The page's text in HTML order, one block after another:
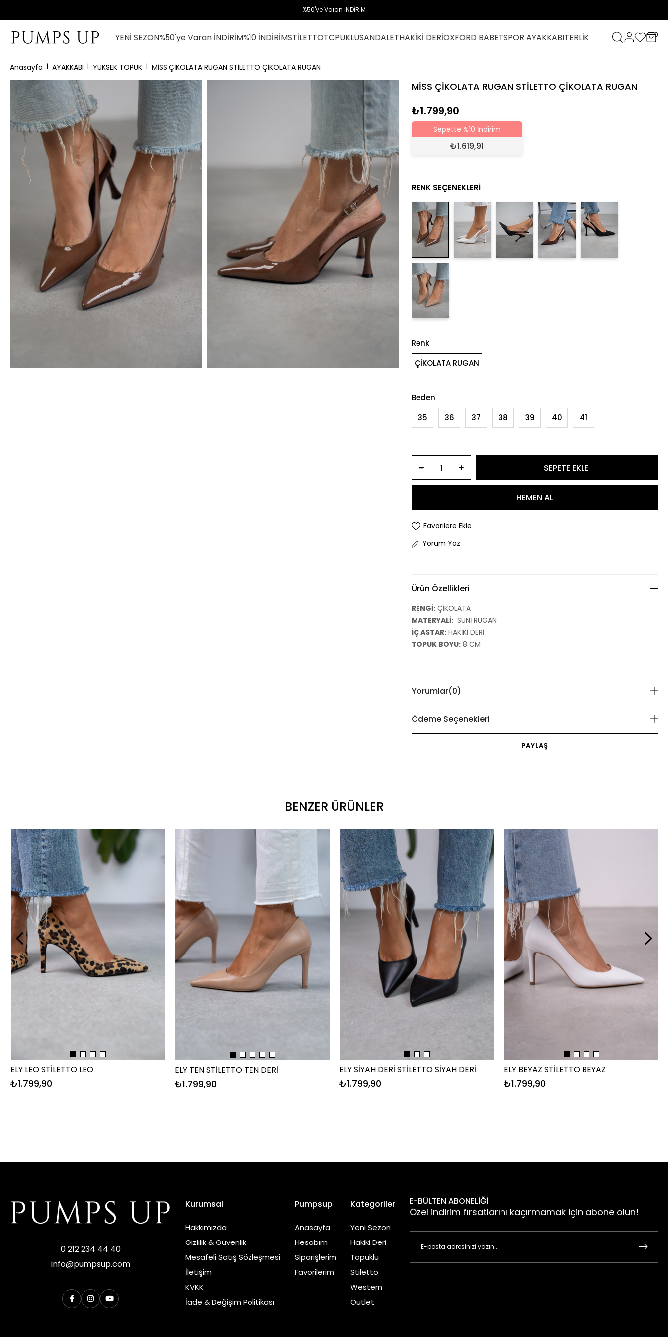
%50'ye Varan İNDİRİM
YENİ SEZON%50'ye Varan İNDİRİM%10 İNDİRİMSTİLETTOTOPUKLUSANDALETHAKİKİ DERİOXFORD BABETSPOR AYAKKABITERLİK 0
Anasayfa AYAKKABI YÜKSEK TOPUK MİSS ÇİKOLATA RUGAN STİLETTO ÇİKOLATA RUGAN
MİSS ÇİKOLATA RUGAN STİLETTO ÇİKOLATA RUGAN
₺1.799,90
Sepette %10 İndirim
₺1.619,91
RENK SEÇENEKLERI
Renk
ÇİKOLATA RUGAN
Beden
35
36 37 38 39 40 41
Favorilere Ekle
Yorum Yaz
Ürün Özellikleri
RENGİ: ÇİKOLATA
MATERYALİ: SUNİ RUGAN
İÇ ASTAR: HAKİKİ DERİ
TOPUK BOYU: 8 CM
Yorumlar(0)
Ödeme Seçenekleri
PAYLAŞ
BENZER ÜRÜNLER
ELY LEO STİLETTO LEO
₺1.799,90
ELY TEN STİLETTO TEN DERİ
₺1.799,90
ELY SİYAH DERİ STİLETTO SİYAH DERİ
₺1.799,90
ELY BEYAZ STİLETTO BEYAZ
₺1.799,90
0 212 234 44 40
info@pumpsup.com
Kurumsal
Hakkımızda
Gizlilik & Güvenlik
Mesafeli Satış Sözleşmesi
İletişim
KVKK
İade & Değişim Politikası
Pumpsup
Anasayfa
Hesabım
Siparişlerim
Favorilerim
Kategoriler
Yeni Sezon
Hakiki Deri
Topuklu
Stiletto
Western
Outlet
E-BÜLTEN ABONELİĞİ
Özel indirim fırsatlarını kaçırmamak için abone olun!